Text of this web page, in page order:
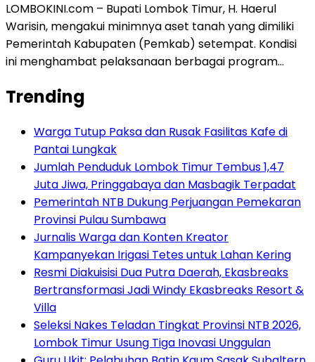
LOMBOKINI.com – Bupati Lombok Timur, H. Haerul
Warisin, mengakui minimnya aset tanah yang dimiliki
Pemerintah Kabupaten (Pemkab) setempat. Kondisi
ini menghambat pelaksanaan berbagai program…
Trending
Warga Tutup Paksa dan Rusak Fasilitas Kafe di
Pantai Lungkak
Jumlah Penduduk Lombok Timur Tembus 1,47
Juta Jiwa, Pringgabaya dan Masbagik Terpadat
Pemerintah NTB Dukung Perjuangan Pemekaran
Provinsi Pulau Sumbawa
Jurnalis Warga dan Konten Kreator
Kampanyekan Irigasi Tetes untuk Lahan Kering
Resmi Diakuisisi Dua Putra Daerah, Ekasbreaks
Bertransformasi Jadi Windy Ekasbreaks Resort &
Villa
Seleksi Nakes Teladan Tingkat Provinsi NTB 2026,
Lombok Timur Usung Tiga Inovasi Unggulan